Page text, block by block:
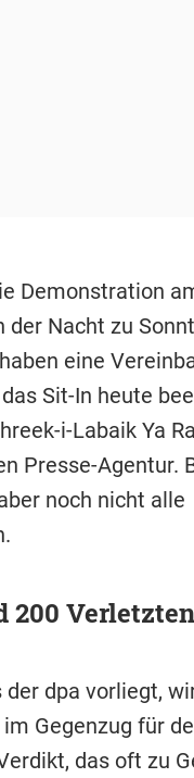
Demonstration
Nacht zu
eine
Sit-In heute
i-Labaik Ya
Presse-Agentur.
noch nicht alle
200 Verletzten
dpa vorliegt,
Gegenzug für
das oft zu